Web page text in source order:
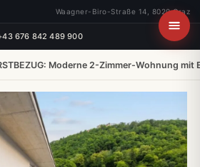
Waagner-Biro-Straße 14, 8020 Graz
676 842 489 900
Moderne 2-Zimmer-Wohnung mit